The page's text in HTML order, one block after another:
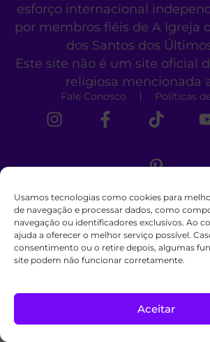
Usamos tecnologias como cookies para
de navegação e processar dados, como
navegação ou identificadores exclusivos. Ao
ajuda a oferecer o melhor serviço possível.
consentimento ou o retire depois, algumas
site podem não funcionar corretamente.
Aceitar
esforço internacional
por membros fiéis de A Igreja
dos Santos dos
Este site não é um site oficial
religiosa mencionada
Fale Conosco Políticas